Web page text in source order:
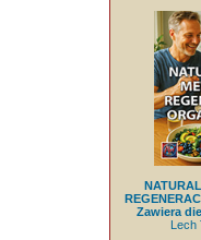
Zawiera
Lech